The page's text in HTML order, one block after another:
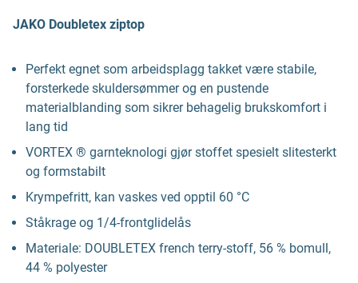
JAKO Doubletex ziptop
Perfekt egnet som arbeidsplagg takket være stabile,
forsterkede skuldersømmer og en pustende
materialblanding som sikrer behagelig brukskomfort i
lang tid
VORTEX ® garnteknologi gjør stoffet spesielt slitesterkt
og formstabilt
Krympefritt, kan vaskes ved opptil 60 °C
Ståkrage og 1/4-frontglidelås
Materiale: DOUBLETEX french terry-stoff, 56 % bomull,
44 % polyester